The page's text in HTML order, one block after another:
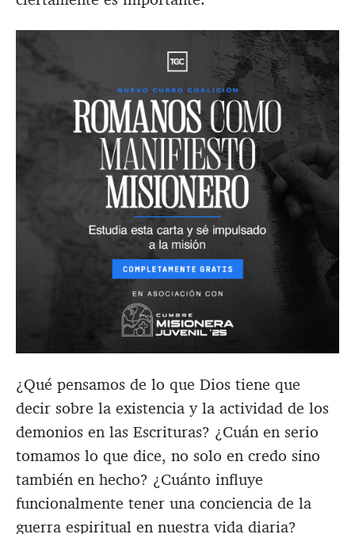
¿Qué pensamos de lo que Dios tiene que
decir sobre la existencia y la actividad de los
demonios en las Escrituras? ¿Cuán en serio
tomamos lo que dice, no solo en credo sino
también en hecho? ¿Cuánto influye
funcionalmente tener una conciencia de la
guerra espiritual en nuestra vida diaria?